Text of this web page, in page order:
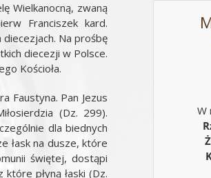
Wielkanocną, zwaną
Franciszek kard.
Na prośbę
diecezji w Polsce.
Kościoła.
Faustyna. Pan Jezus
(Dz. 299).
dla biednych
łask na dusze, które
świętej, dostąpi
płyną łaski (Dz.
W